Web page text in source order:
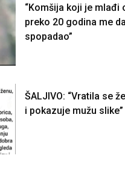
“Komšija koji je mlađi
preko 20 godina me
spopadao”
ŠALJIVO: “Vratila se
i pokazuje mužu slike”